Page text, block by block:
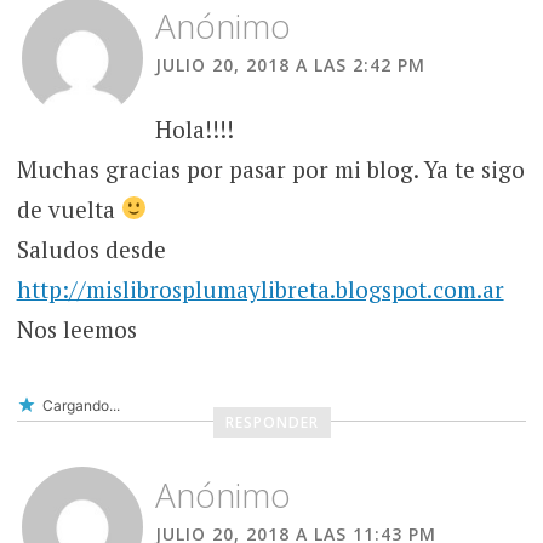
Anónimo
JULIO 20, 2018 A LAS 2:42 PM
Hola!!!!
Muchas gracias por pasar por mi blog. Ya te sigo
de vuelta
Saludos desde
http://mislibrosplumaylibreta.blogspot.com.ar
Nos leemos
Cargando...
RESPONDER
Anónimo
JULIO 20, 2018 A LAS 11:43 PM